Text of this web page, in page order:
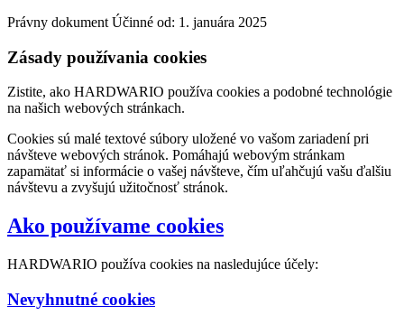
Právny dokument Účinné od: 1. januára 2025
Zásady používania cookies
Zistite, ako HARDWARIO používa cookies a podobné technológie
na našich webových stránkach.
Cookies sú malé textové súbory uložené vo vašom zariadení pri
návšteve webových stránok. Pomáhajú webovým stránkam
zapamätať si informácie o vašej návšteve, čím uľahčujú vašu ďalšiu
návštevu a zvyšujú užitočnosť stránok.
Ako používame cookies
HARDWARIO používa cookies na nasledujúce účely:
Nevyhnutné cookies